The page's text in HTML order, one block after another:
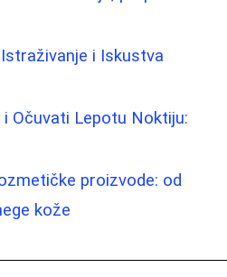
i Iskustva
Očuvati Lepotu Noktiju:
proizvode: od
kože